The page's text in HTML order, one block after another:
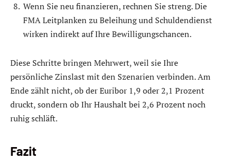
Wenn Sie neu finanzieren, rechnen Sie streng. Die
FMA Leitplanken zu Beleihung und Schuldendienst
wirken indirekt auf Ihre Bewilligungschancen.
Diese Schritte bringen Mehrwert, weil sie Ihre
persönliche Zinslast mit den Szenarien verbinden. Am
Ende zählt nicht, ob der Euribor 1,9 oder 2,1 Prozent
druckt, sondern ob Ihr Haushalt bei 2,6 Prozent noch
ruhig schläft.
Fazit